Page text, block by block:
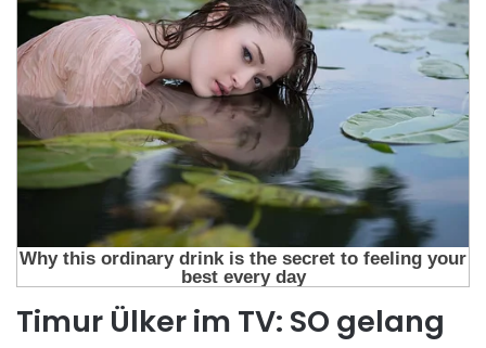
Timur Ülker im TV: SO gelang